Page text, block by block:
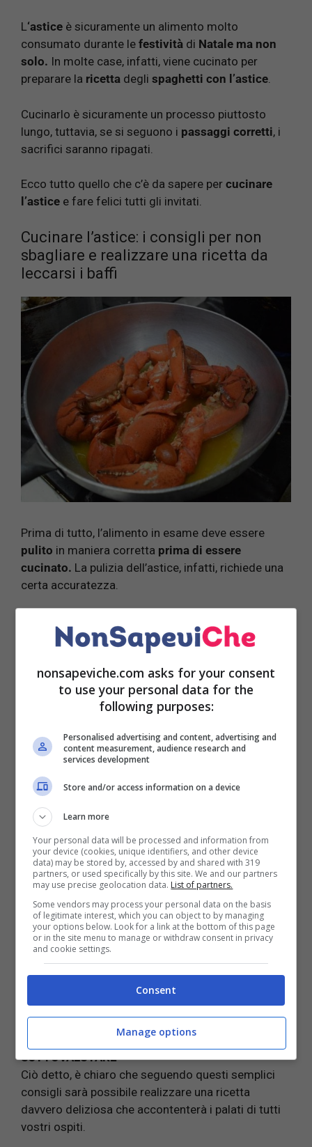
L‘astice è sicuramente un alimento molto
consumato durante le festività di Natale ma non
solo. In molte case, infatti, viene cucinato per
preparare la ricetta degli spaghetti con l’astice.
Cucinarlo è sicuramente un processo piuttosto
lungo, tuttavia, se si seguono i passaggi corretti, i
sacrifici saranno ripagati.
Ecco tutto quello che c’è da sapere per cucinare
l’astice e fare felici tutti gli invitati.
Cucinare l’astice: i consigli per non
sbagliare e realizzare una ricetta da
leccarsi i baffi
Prima di tutto, l’alimento in esame deve essere
pulito in maniera corretta prima di essere
cucinato. La pulizia dell’astice, infatti, richiede una
certa accuratezza.
incisione sull’astice così da poterlevare viale
polpa.
Fatto ciò, è il momento diprocedere con lacottura
che deve durare in media 5 minuti. Ciò ovviamente,
scelto.
Ad ogni modo, per capire quando sarà pronto, il
colore
deve presentarsiaranciato.
Per renderlo più saporito, passatelo all’interno di
una casseruola in cui verserete 3, 4 cucchiai di
olio, tipo e due scalogni.
Lasciate rosolarlo per circa 4, 5 minuti in modo tale
da consentirgli diassorbiremaggioresapore.Una
volta trascorso il tempo necessario, potete
utilizzarlo percondire
utilizzato per eseguire una grande varietà di ricette.
Leggi anche:
I RISCHI CHE SI CORRONO DOPO LE
ABBUFFATE DI NATALE NON SONO DA
SOTTOVALUTARE
Ciò detto, è chiaro che seguendo questi semplici
consigli sarà possibile realizzare una ricetta
davvero deliziosa che accontenterà i palati di tutti
vostri ospiti.
nonsapeviche.com asks for your consent
to use your personal data for the
following purposes:
Personalised advertising and content, advertising and
content measurement, audience research and
services development
Store and/or access information on a device
Learn more
Your personal data will be processed and information from
your device (cookies, unique identifiers, and other device
data) may be stored by, accessed by and shared with 319
partners, or used specifically by this site. We and our partners
may use precise geolocation data. List of partners.
Some vendors may process your personal data on the basis
of legitimate interest, which you can object to by managing
your options below. Look for a link at the bottom of this page
or in the site menu to manage or withdraw consent in privacy
and cookie settings.
Consent
Manage options